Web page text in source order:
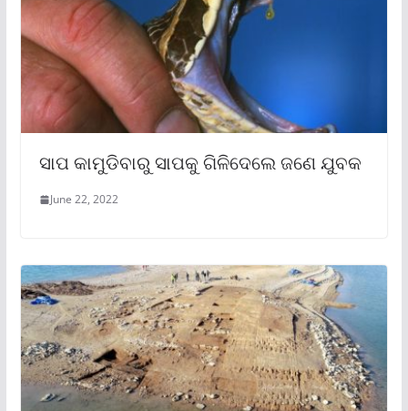
ସାପ କାମୁଡିବାରୁ ସାପକୁ ଗିଳିଦେଲେ ଜଣେ ଯୁବକ
June 22, 2022